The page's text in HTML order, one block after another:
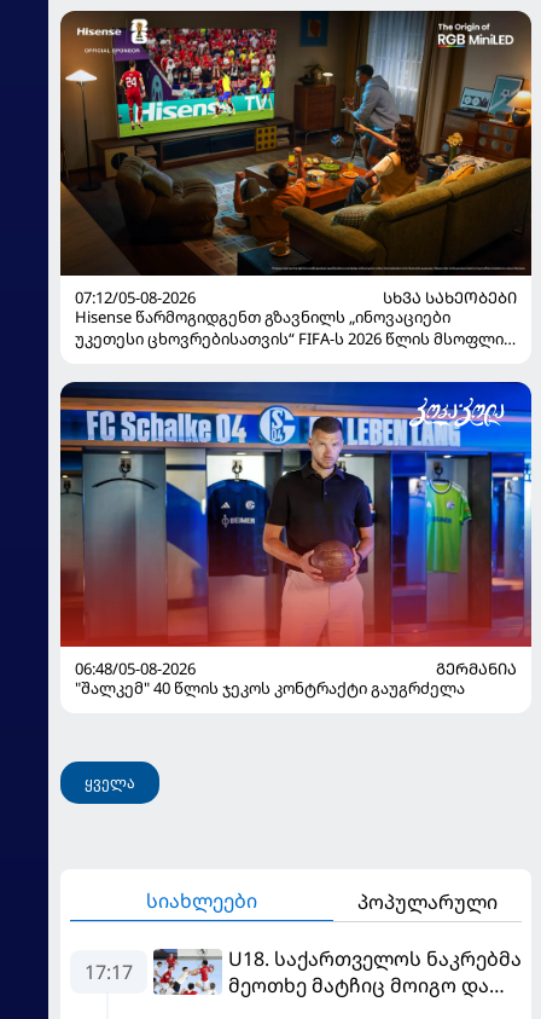
07:12/05-08-2026
ᲡᲮᲕᲐ ᲡᲐᲮᲔᲝᲑᲔᲑᲘ
Hisense წარმოგიდგენთ გზავნილს „ინოვაციები
უკეთესი ცხოვრებისათვის“ FIFA-ს 2026 წლის მსოფლიო
06:48/05-08-2026
ᲒᲔᲠᲛᲐᲜᲘᲐ
"შალკემ" 40 წლის ჯეკოს კონტრაქტი გაუგრძელა
ყველა
სიახლეები პოპულარული
17:17
U18. საქართველოს ნაკრებმა
მეოთხე მატჩიც მოიგო და